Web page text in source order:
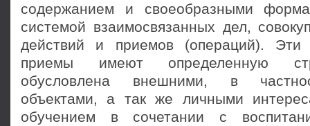
содержанием и своеобразными
системой взаимосвязанных дел,
действий и приемов (операций).
приемы имеют определенную
обусловлена внешними, в
объектами, а так же личными
обучением в сочетании с